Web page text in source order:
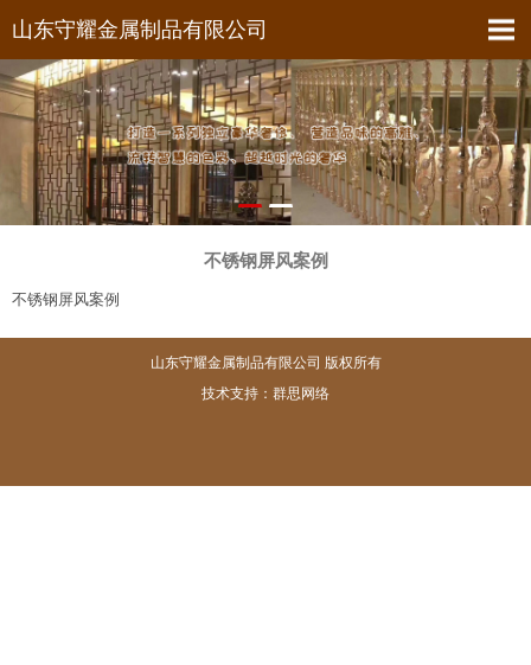
山东守耀金属制品有限公司
不锈钢屏风案例
不锈钢屏风案例
山东守耀金属制品有限公司 版权所有
技术支持：群思网络